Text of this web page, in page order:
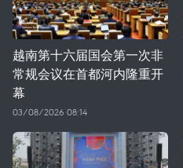
越南第十六届国会第一次非
常规会议在首都河内隆重开
幕
03/08/2026 08:14